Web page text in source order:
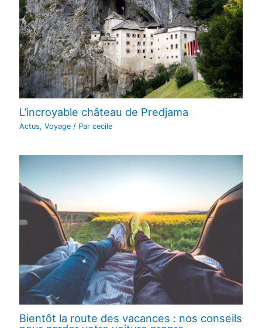
L’incroyable château de Predjama
Actus, Voyage/ Par cecile
Bientôt la route des vacances : nos conseils